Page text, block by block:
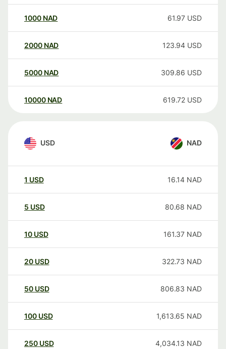
1000 NAD 61.97 USD
2000 NAD 123.94 USD
5000 NAD 309.86 USD
10000 NAD 619.72 USD
USD NAD
1 USD 16.14 NAD
5 USD 80.68 NAD
10 USD 161.37 NAD
20 USD 322.73 NAD
50 USD 806.83 NAD
100 USD 1,613.65 NAD
250 USD 4,034.13 NAD